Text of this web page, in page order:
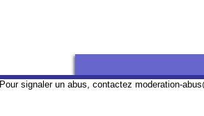
Pour signaler un abus, contactez moderation-